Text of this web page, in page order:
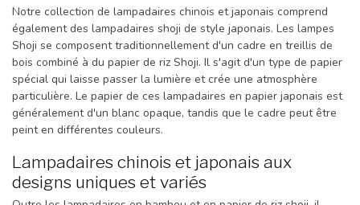
Notre collection de lampadaires chinois et japonais comprend
également des lampadaires shoji de style japonais. Les lampes
Shoji se composent traditionnellement d'un cadre en treillis de
bois combiné à du papier de riz Shoji. Il s'agit d'un type de papier
spécial qui laisse passer la lumière et crée une atmosphère
particulière. Le papier de ces lampadaires en papier japonais est
généralement d'un blanc opaque, tandis que le cadre peut être
peint en différentes couleurs.
Lampadaires chinois et japonais aux
designs uniques et variés